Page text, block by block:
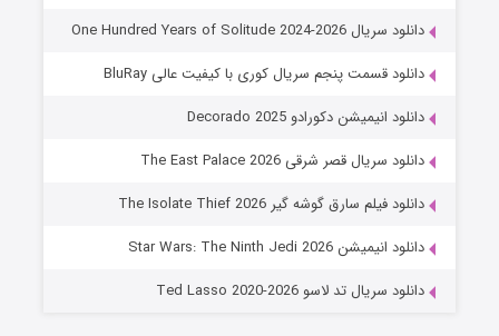
جادوگری در مغولستان
قسمت۱۴ (زیرنویس) منتشر شد
دانلود سریال One Hundred Years of Solitude 2024-2026
دانلود قسمت پنجم سریال کوری با کیفیت عالی BluRay
دانلود انیمیشن دکورادو Decorado 2025
دانلود سریال قصر شرقی The East Palace 2026
دانلود فیلم سارق گوشه گیر The Isolate Thief 2026
دانلود انیمیشن Star Wars: The Ninth Jedi 2026
دانلود سریال تد لاسو Ted Lasso 2020-2026